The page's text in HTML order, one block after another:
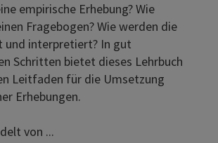
empirische Erhebung? Wie
Fragebogen? Wie werden die
und interpretiert? In gut
Schritten bietet dieses Lehrbuch
Leitfaden für die Umsetzung
Erhebungen.
von ...